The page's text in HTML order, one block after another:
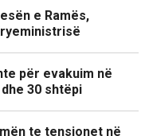
e Ramës,
për evakuim në
30 shtëpi
te tensionet në